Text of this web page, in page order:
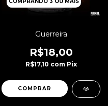
Guerreira
R$18,00
R$17,10 com Pix
COMPRAR